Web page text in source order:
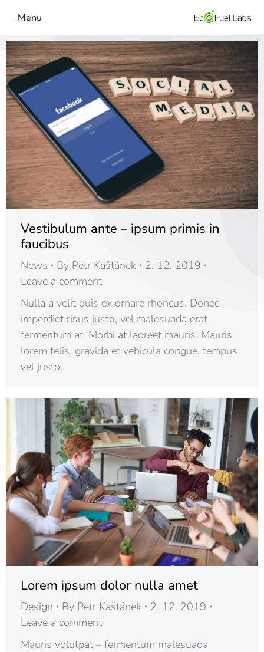
Menu
Vestibulum ante – ipsum primis in
faucibus
News By Petr Kaštánek
2. 12. 2019
Leave a comment
Nulla a velit quis ex ornare rhoncus. Donec
imperdiet risus justo, vel malesuada erat
fermentum at. Morbi at laoreet mauris. Mauris
lorem felis, gravida et vehicula congue, tempus
vel justo.
Lorem ipsum dolor nulla amet
Design By Petr Kaštánek
2. 12. 2019
Leave a comment
Mauris volutpat – fermentum malesuada